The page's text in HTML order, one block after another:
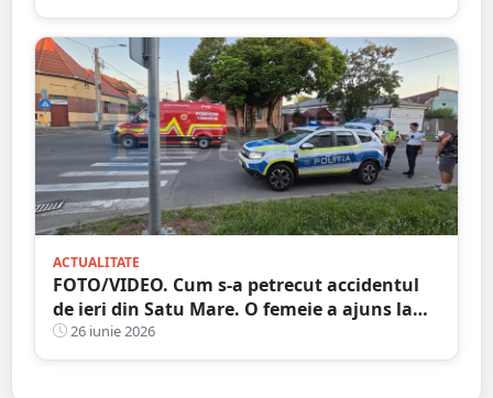
ACTUALITATE
FOTO/VIDEO. Cum s-a petrecut accidentul
de ieri din Satu Mare. O femeie a ajuns la
spital
26 iunie 2026